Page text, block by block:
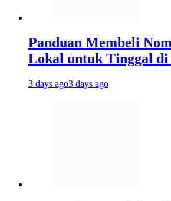
Panduan Membeli
Lokal untuk Tinggal
3 days ago3 days ago